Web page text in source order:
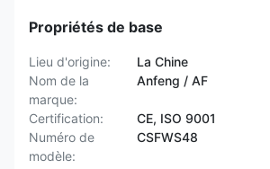
Propriétés de base
Lieu d'origine:
La Chine
Nom de la
marque:
Anfeng / AF
Certification:
CE, ISO 9001
Numéro de
modèle:
CSFWS48